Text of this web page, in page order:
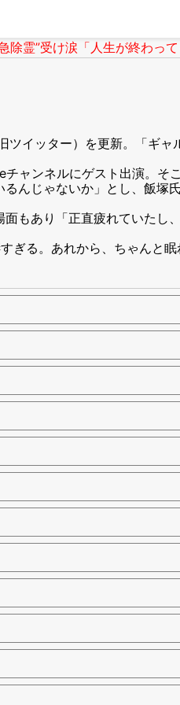
除霊”受け涙「人生が終わ
イッター）を更新。「ギャ
ャンネルにゲスト出演。
んじゃないか」とし、飯塚
もあり「正直疲れていたし
ぎる。あれから、ちゃんと